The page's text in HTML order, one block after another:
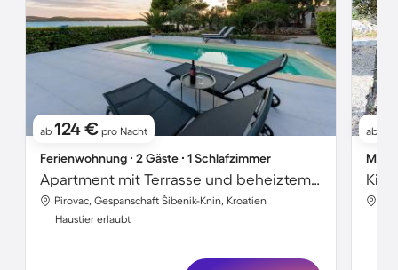
ab 124 € pro Nacht
Ferienwohnung ∙ 2 Gäste ∙ 1 Schlafzimmer
Apartment mit Terrasse und beheiztem Pool | Seeblick
Pirovac, Gespanschaft Šibenik-Knin, Kroatien
Haustier erlaubt
ab